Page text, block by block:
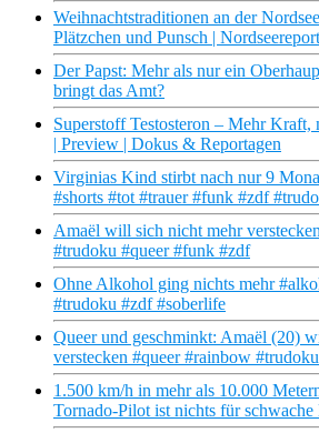
Weihnachtstraditionen an der
Plätzchen und Punsch |
Der Papst: Mehr als nur ein
bringt das Amt?
Superstoff Testosteron – Mehr
| Preview | Dokus & Reportagen
Virginias Kind stirbt nach nur 9
#shorts #tot #trauer #funk #zdf
Amaël will sich nicht mehr
#trudoku #queer #funk #zdf
Ohne Alkohol ging nichts mehr
#trudoku #zdf #soberlife
Queer und geschminkt: Amaël (20)
verstecken #queer #rainbow
1.500 km/h in mehr als 10.000
Tornado-Pilot ist nichts für schwache